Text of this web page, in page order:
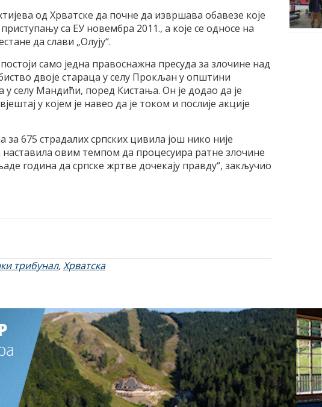
од Хрватске да почне да извршава обавезе које
са ЕУ новембра 2011., а које се односе на
да слави „Олују“.
само једна правоснажна пресуда за злочине над
двоје стараца у селу Прокљан у општини
селу Мандићи, поред Кистања. Он је додао да је
у којем је навео да је током и послије акције
675 страдалих српских цивила још нико није
овим темпом да процесуира ратне злочине
година да српске жртве дочекају правду“, закључио
трибунал,Хрватска